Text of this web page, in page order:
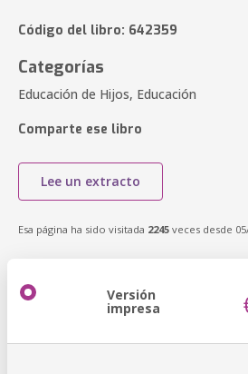
Código del libro: 642359
Categorías
Educación de Hijos, Educación
Comparte ese libro
Lee un extracto
Esa página ha sido visitada 2245 veces desde
Versión
impresa